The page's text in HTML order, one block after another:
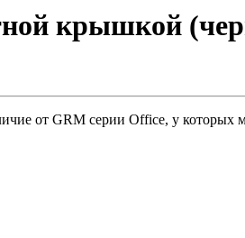
крышкой
от GRM серии Office, у которых